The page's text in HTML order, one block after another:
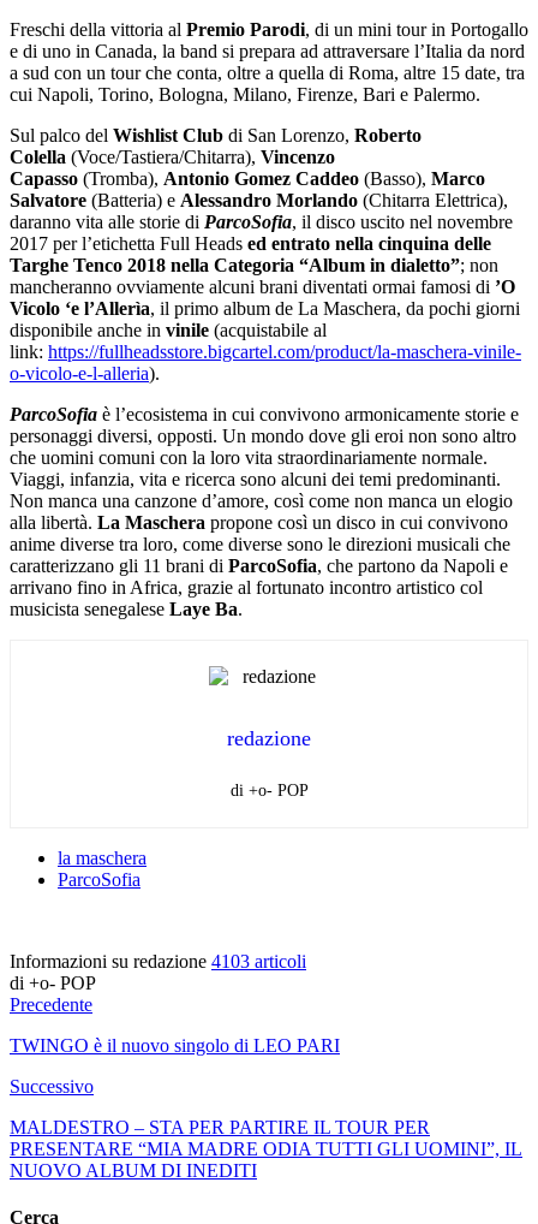
Freschi della vittoria al Premio Parodi, di un mini tour in Portogallo
e di uno in Canada, la band si prepara ad attraversare l’Italia da nord
a sud con un tour che conta, oltre a quella di Roma, altre 15 date, tra
cui Napoli, Torino, Bologna, Milano, Firenze, Bari e Palermo.
Sul palco del Wishlist Club di San Lorenzo, Roberto
Colella (Voce/Tastiera/Chitarra), Vincenzo
Capasso (Tromba), Antonio Gomez Caddeo (Basso), Marco
Salvatore (Batteria) e Alessandro Morlando (Chitarra Elettrica),
daranno vita alle storie di ParcoSofia, il disco uscito nel novembre
2017 per l’etichetta Full Heads ed entrato nella cinquina delle
Targhe Tenco 2018 nella Categoria “Album in dialetto”; non
mancheranno ovviamente alcuni brani diventati ormai famosi di ’O
Vicolo ‘e l’Allerìa, il primo album de La Maschera, da pochi giorni
disponibile anche in vinile (acquistabile al
link: https://fullheadsstore.bigcartel.com/product/la-maschera-vinile-
o-vicolo-e-l-alleria).
ParcoSofia è l’ecosistema in cui convivono armonicamente storie e
personaggi diversi, opposti. Un mondo dove gli eroi non sono altro
che uomini comuni con la loro vita straordinariamente normale.
Viaggi, infanzia, vita e ricerca sono alcuni dei temi predominanti.
Non manca una canzone d’amore, così come non manca un elogio
alla libertà. La Maschera propone così un disco in cui convivono
anime diverse tra loro, come diverse sono le direzioni musicali che
caratterizzano gli 11 brani di ParcoSofia, che partono da Napoli e
arrivano fino in Africa, grazie al fortunato incontro artistico col
musicista senegalese Laye Ba.
redazione
di +o- POP
la maschera
ParcoSofia
Informazioni su redazione 4103 articoli
di +o- POP
Precedente
TWINGO è il nuovo singolo di LEO PARI
Successivo
MALDESTRO – STA PER PARTIRE IL TOUR PER
PRESENTARE “MIA MADRE ODIA TUTTI GLI UOMINI”, IL
NUOVO ALBUM DI INEDITI
Cerca